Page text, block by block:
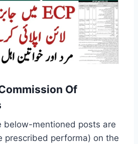
Of
below-mentioned posts are
prescribed performa) on the